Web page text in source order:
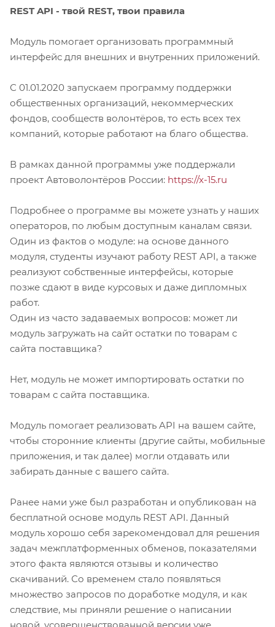
REST API - твой REST, твои правила
Модуль помогает организовать программный
интерфейс для внешних и внутренних приложений.
С 01.01.2020 запускаем программу поддержки
общественных организаций, некоммерческих
фондов, сообществ волонтёров, то есть всех тех
компаний, которые работают на благо общества.
В рамках данной программы уже поддержали
проект Автоволонтёров России: https://x-15.ru
Подробнее о программе вы можете узнать у наших
операторов, по любым доступным каналам связи.
Один из фактов о модуле: на основе данного
модуля, студенты изучают работу REST API, а также
реализуют собственные интерфейсы, которые
позже сдают в виде курсовых и даже дипломных
работ.
Один из часто задаваемых вопросов: может ли
модуль загружать на сайт остатки по товарам с
сайта поставщика?
Нет, модуль не может импортировать остатки по
товарам с сайта поставщика.
Модуль помогает реализовать API на вашем сайте,
чтобы сторонние клиенты (другие сайты, мобильные
приложения, и так далее) могли отдавать или
забирать данные с вашего сайта.
Ранее нами уже был разработан и опубликован на
бесплатной основе модуль REST API. Данный
модуль хорошо себя зарекомендовал для решения
задач межплатформенных обменов, показателями
этого факта являются отзывы и количество
скачиваний. Со временем стало появляться
множество запросов по доработке модуля, и как
следствие, мы приняли решение о написании